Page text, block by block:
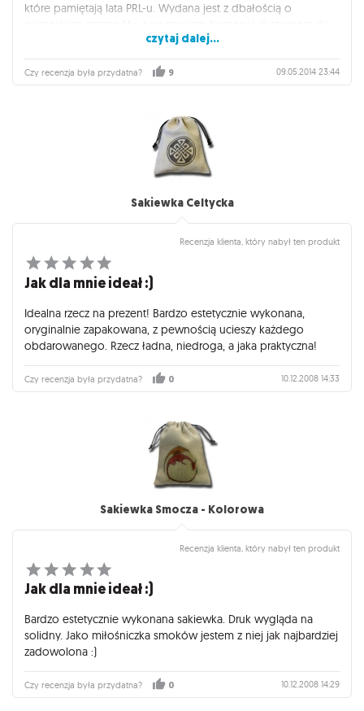
które pamiętają lata PRL-u. Wydana jest z dbałością o
Niesamowitym pomysłem, w mojej ocenie, są instrukcje do
gry wydane w kilku językach oraz nalepki na karty do gry. Jeśli
w gronie naszych przyjaciół mamy osobę, która włada innym
nalepki językowe i ułatwić jej grę. Genialne w swojej
Gra wędruje ze mną na każdą imprezę i dumnie zaraziłam nią
czytaj dalej...
Czy recenzja była przydatna? 9 09.05.2014 23:44
Sakiewka Celtycka
Recenzja klienta, który nabył ten produkt
Jak dla mnie ideał :)
Idealna rzecz na prezent! Bardzo estetycznie wykonana,
oryginalnie zapakowana, z pewnością ucieszy każdego
obdarowanego. Rzecz ładna, niedroga, a jaka praktyczna!
Czy recenzja była przydatna? 0 10.12.2008 14:33
Sakiewka Smocza - Kolorowa
Recenzja klienta, który nabył ten produkt
Jak dla mnie ideał :)
Bardzo estetycznie wykonana sakiewka. Druk wygląda na
solidny. Jako miłośniczka smoków jestem z niej jak najbardziej
zadowolona :)
Czy recenzja była przydatna? 0 10.12.2008 14:29